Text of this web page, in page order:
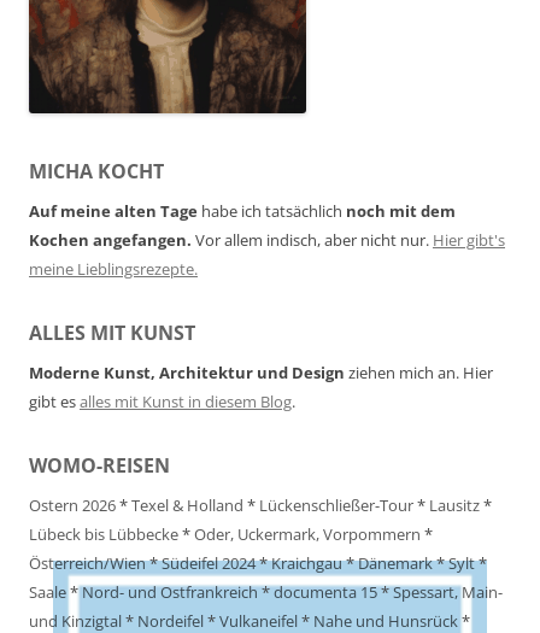
MICHA KOCHT
Auf meine alten Tage habe ich tatsächlich noch mit dem
Kochen angefangen. Vor allem indisch, aber nicht nur. Hier gibt's
meine Lieblingsrezepte.
ALLES MIT KUNST
Moderne Kunst, Architektur und Design ziehen mich an. Hier
gibt esalles mit Kunst in diesem Blog.
WOMO-REISEN
Ostern 2026*Texel & Holland * Lückenschließer-Tour* Lausitz*
Lübeck bis Lübbecke*Oder, Uckermark, Vorpommern *
Österreich/Wien*Südeifel 2024*Kraichgau*Dänemark*Sylt*
Saale*Nord- und Ostfrankreich*documenta 15*Spessart, Main-
und Kinzigtal* Nordeifel*Vulkaneifel* Nahe und Hunsrück*